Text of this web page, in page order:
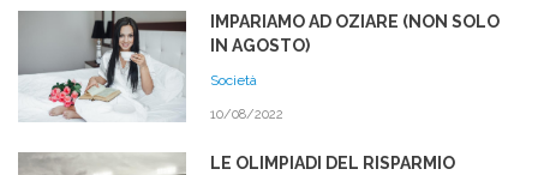
IMPARIAMO AD OZIARE (NON SOLO
IN AGOSTO)
Società
10/08/2022
LE OLIMPIADI DEL RISPARMIO